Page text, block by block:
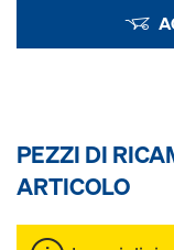
PEZZI DI
ARTICOLO